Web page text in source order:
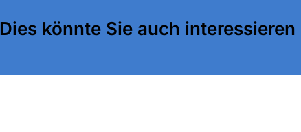
Dies könnte Sie auch interessieren